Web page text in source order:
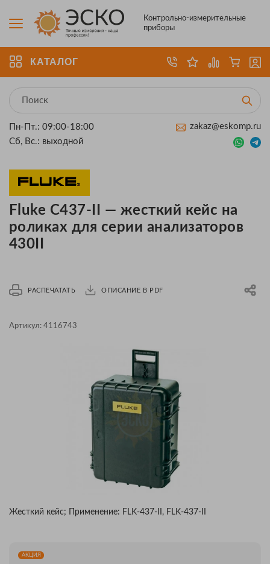
Контрольно-измерительные
приборы
КАТАЛОГ
Пн-Пт.: 09:00-18:00
Сб, Вс.: выходной
zakaz@eskomp.ru
Fluke C437-II — жесткий кейс на
роликах для серии анализаторов
430II
РАСПЕЧАТАТЬ ОПИСАНИЕ В PDF
Артикул: 4116743
Жесткий кейс; Применение: FLK-437-II, FLK-437-II
АКЦИЯ